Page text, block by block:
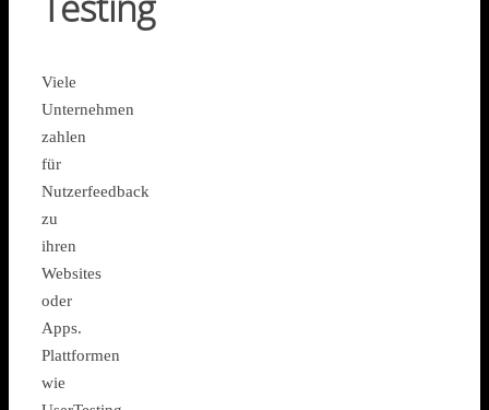
Viele
Unternehmen
zahlen
für
Nutzerfeedback
zu
ihren
Websites
oder
Apps.
Plattformen
wie